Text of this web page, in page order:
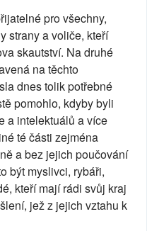
pro všechny,
strany a voliče, kteří
skautství. Na druhé
na těchto
dnes tolik potřebné
pomohlo, kdyby byli
a intelektuálů a více
té části zejména
a bez jejich poučování
být myslivci, rybáři,
kteří mají rádi svůj kraj
jež z jejich vztahu k